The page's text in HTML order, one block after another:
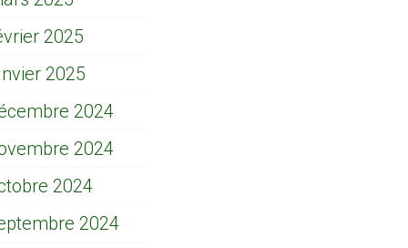
2025
2025
2024
2024
2024
2024